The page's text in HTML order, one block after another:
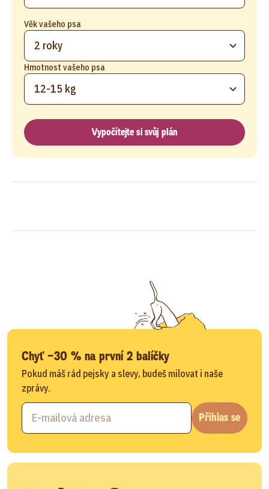
Věk vašeho psa
2 roky
Hmotnost vašeho psa
12-15 kg
Vypočítejte si svůj plán
Chyť −30 % na první 2 balíčky
Pokud máš rád pejsky a slevy, budeš milovat i naše
zprávy.
Přihlas se